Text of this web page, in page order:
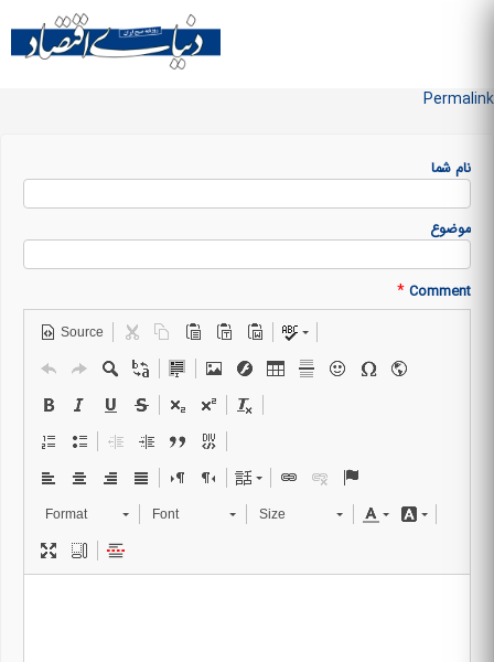
main
content
Permalink
نام شما
موضوع
Comment
*
Source
Format Font Size